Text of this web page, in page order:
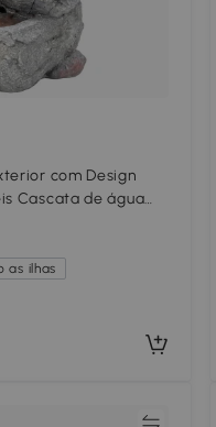
com Design
Cascata de água
Regulável Cinza
as ilhas